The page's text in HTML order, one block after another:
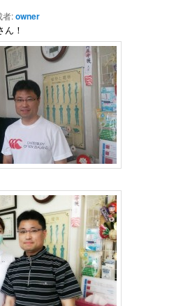
者:owner
！